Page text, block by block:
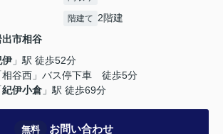
階建て 2階建
出市相谷
伊 」駅 徒歩52分
相谷西」バス停下車 徒歩5分
紀伊小倉 」駅 徒歩69分
無料 お問い合わせ